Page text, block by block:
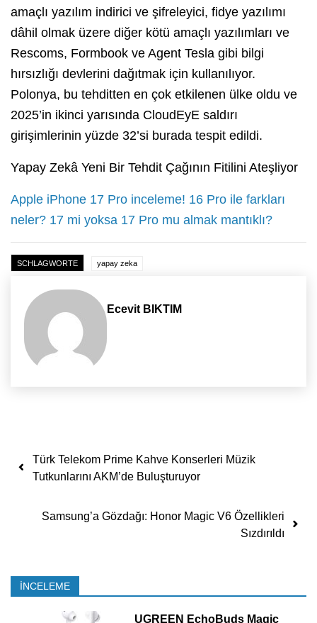
amaçlı yazılım indirici ve şifreleyici, fidye yazılımı
dâhil olmak üzere diğer kötü amaçlı yazılımları ve
Rescoms, Formbook ve Agent Tesla gibi bilgi
hırsızlığı devlerini dağıtmak için kullanılıyor.
Polonya, bu tehditten en çok etkilenen ülke oldu ve
2025’in ikinci yarısında CloudEyE saldırı
girişimlerinin yüzde 32’si burada tespit edildi.
Yapay Zekâ Yeni Bir Tehdit Çağının Fitilini Ateşliyor
Apple iPhone 17 Pro inceleme! 16 Pro ile farkları
neler? 17 mi yoksa 17 Pro mu almak mantıklı?
SCHLAGWORTE yapay zeka
Ecevit BIKTIM
Yazı dolaşımı
Türk Telekom Prime Kahve Konserleri Müzik
Tutkunlarını AKM’de Buluşturuyor
Samsung’a Gözdağı: Honor Magic V6 Özellikleri
Sızdırıldı
İNCELEME
UGREEN EchoBuds Magic